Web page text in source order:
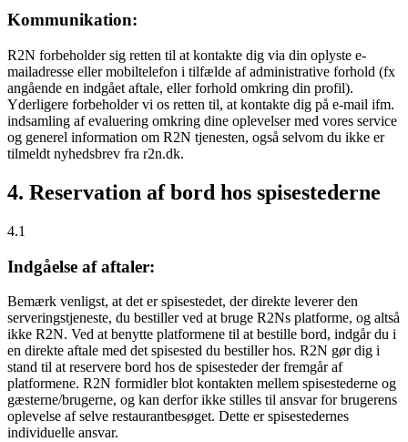
Kommunikation:
R2N forbeholder sig retten til at kontakte dig via din oplyste e-
mailadresse eller mobiltelefon i tilfælde af administrative forhold (fx
angående en indgået aftale, eller forhold omkring din profil).
Yderligere forbeholder vi os retten til, at kontakte dig på e-mail ifm.
indsamling af evaluering omkring dine oplevelser med vores service
og generel information om R2N tjenesten, også selvom du ikke er
tilmeldt nyhedsbrev fra r2n.dk.
4. Reservation af bord hos spisestederne
4.1
Indgåelse af aftaler:
Bemærk venligst, at det er spisestedet, der direkte leverer den
serveringstjeneste, du bestiller ved at bruge R2Ns platforme, og altså
ikke R2N. Ved at benytte platformene til at bestille bord, indgår du i
en direkte aftale med det spisested du bestiller hos. R2N gør dig i
stand til at reservere bord hos de spisesteder der fremgår af
platformene. R2N formidler blot kontakten mellem spisestederne og
gæsterne/brugerne, og kan derfor ikke stilles til ansvar for brugerens
oplevelse af selve restaurantbesøget. Dette er spisestedernes
individuelle ansvar.